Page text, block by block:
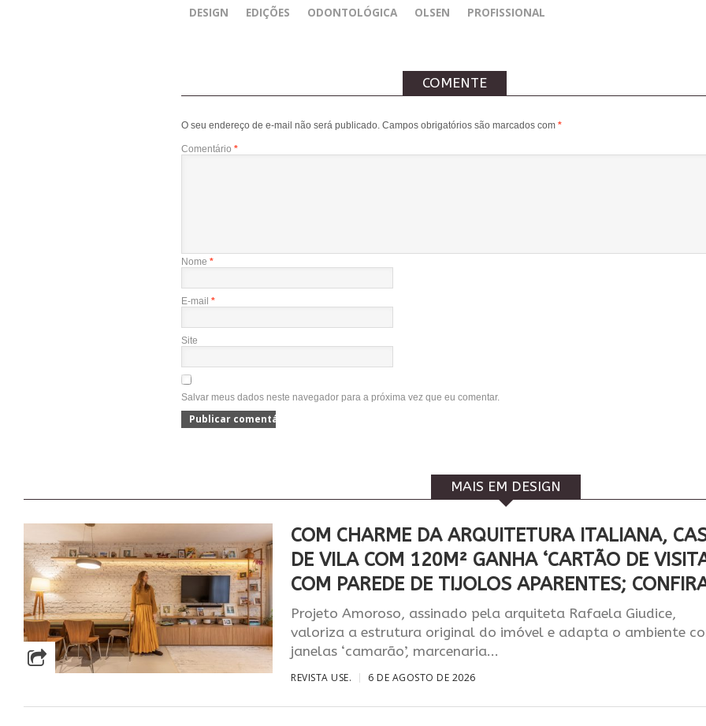
DESIGN
EDIÇÕES ODONTOLÓGICA OLSEN PROFISSIONAL
COMENTE
O seu endereço de e-mail não será publicado. Campos obrigatórios são marcados com *
Comentário *
Nome *
E-mail *
Site
Salvar meus dados neste navegador para a próxima vez que eu comentar.
MAIS EM DESIGN
COM CHARME DA ARQUITETURA ITALIANA,
DE VILA COM 120M² GANHA ‘CARTÃO DE
COM PAREDE DE TIJOLOS APARENTES;
Projeto Amoroso, assinado pela arquiteta Rafaela Giudice,
valoriza a estrutura original do imóvel e adapta o ambiente
janelas ‘camarão’, marcenaria...
REVISTA USE. 6 DE AGOSTO DE 2026